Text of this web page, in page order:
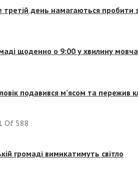
день намагаються пробити
щоденно о 9:00 у хвилину
подавився м’ясом та пережив
Of 588
громаді вимикатимуть світло